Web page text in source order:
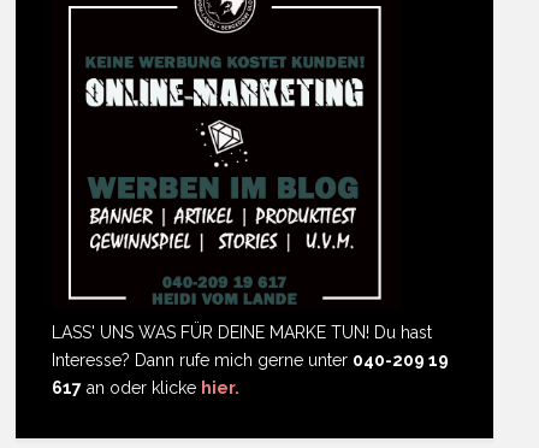
LASS' UNS WAS FÜR DEINE MARKE TUN! Du hast
Interesse? Dann rufe mich gerne unter 040-209 19
617 an oder klicke hier.